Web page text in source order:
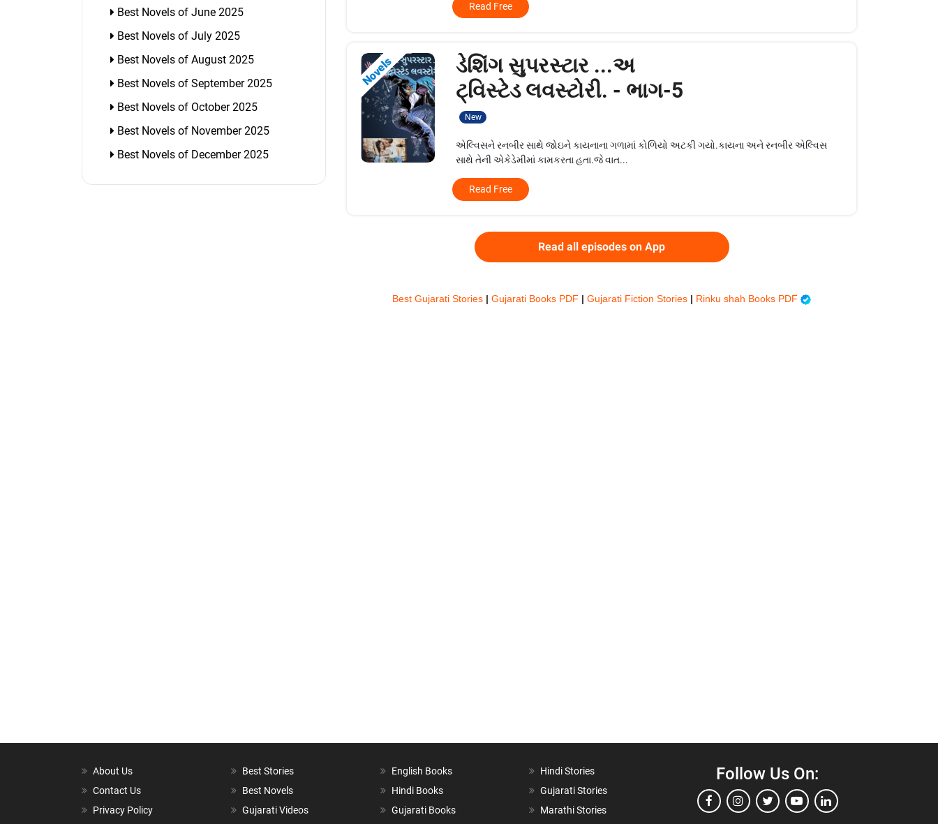
Best Novels of June 2025
Best Novels of July 2025
Best Novels of August 2025
Best Novels of September 2025
Best Novels of October 2025
Best Novels of November 2025
Best Novels of December 2025
Read Free
Novels
ડેશિંગ સુપરસ્ટાર ...અ
ટ્વિસ્ટેડ લવસ્ટોરી. - ભાગ-5
New
એલ્વિસને રનબીર સાથે જોઇને કાયનાના ગળામાં કોળિયો અટકી ગયો.કાયના અને રનબીર એલ્વિસ
સાથે તેની એકેડેમીમાં કામકરતા હતા.જે વાત...
Read Free
Read all episodes on App
Best Gujarati Stories | Gujarati Books PDF | Gujarati Fiction Stories | Rinku shah Books PDF
About Us
Contact Us
Privacy Policy
Best Stories
Best Novels
Gujarati Videos
English Books
Hindi Books
Gujarati Books
Hindi Stories
Gujarati Stories
Marathi Stories
Follow Us On: